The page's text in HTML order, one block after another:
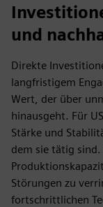
und
Direkte
langfristigem
Wert, der über
hinausgeht. Für
Stärke und
dem sie tätig
Störungen zu
fortschrittlichen